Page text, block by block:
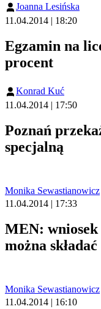
Joanna Lesińska
11.04.2014 | 18:20
Egzamin na
procent
Konrad Kuć
11.04.2014 | 17:50
Poznań
specjalną
Monika Sewastianowicz
11.04.2014 | 17:33
MEN:
można
Monika Sewastianowicz
11.04.2014 | 16:10